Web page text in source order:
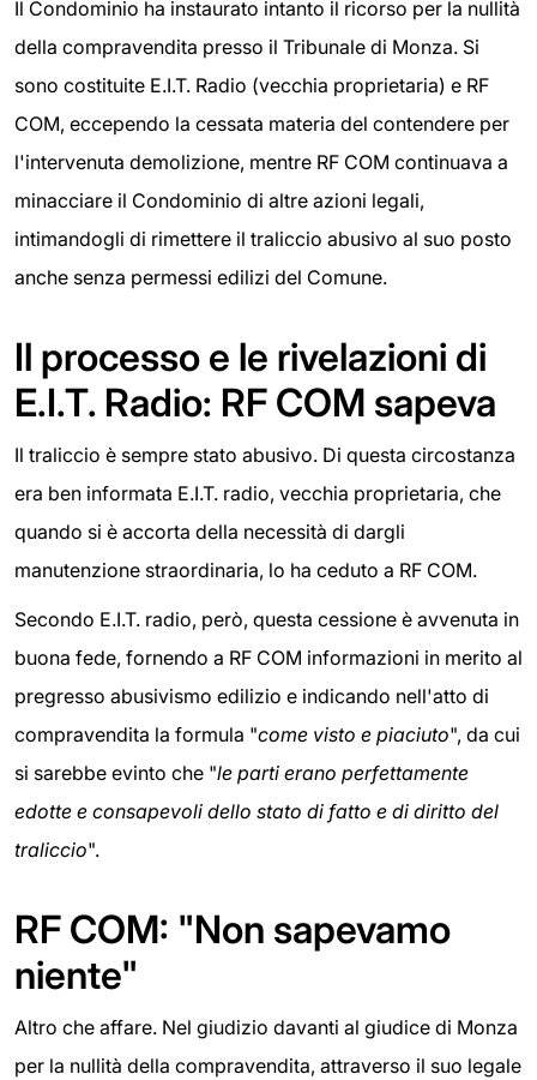
Il Condominio ha instaurato intanto il ricorso per la nullità
della compravendita presso il Tribunale di Monza. Si
sono costituite E.I.T. Radio (vecchia proprietaria) e RF
COM, eccependo la cessata materia del contendere per
l'intervenuta demolizione, mentre RF COM continuava a
minacciare il Condominio di altre azioni legali,
intimandogli di rimettere il traliccio abusivo al suo posto
anche senza permessi edilizi del Comune.
Il processo e le rivelazioni di
E.I.T. Radio: RF COM sapeva
Il traliccio è sempre stato abusivo. Di questa circostanza
era ben informata E.I.T. radio, vecchia proprietaria, che
quando si è accorta della necessità di dargli
manutenzione straordinaria, lo ha ceduto a RF COM.
Secondo E.I.T. radio, però, questa cessione è avvenuta in
buona fede, fornendo a RF COM informazioni in merito al
pregresso abusivismo edilizio e indicando nell'atto di
compravendita la formula "come visto e piaciuto", da cui
si sarebbe evinto che "le parti erano perfettamente
edotte e consapevoli dello stato di fatto e di diritto del
traliccio".
RF COM: "Non sapevamo
niente"
Altro che affare. Nel giudizio davanti al giudice di Monza
per la nullità della compravendita, attraverso il suo legale